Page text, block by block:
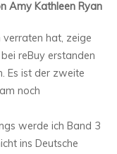
Amy Kathleen Ryan
hat, zeige
reBuy erstanden
Es ist der zweite
noch
werde ich Band 3
ins Deutsche